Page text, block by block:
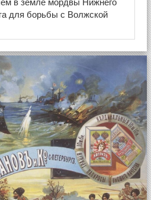
для борьбы с Волжской